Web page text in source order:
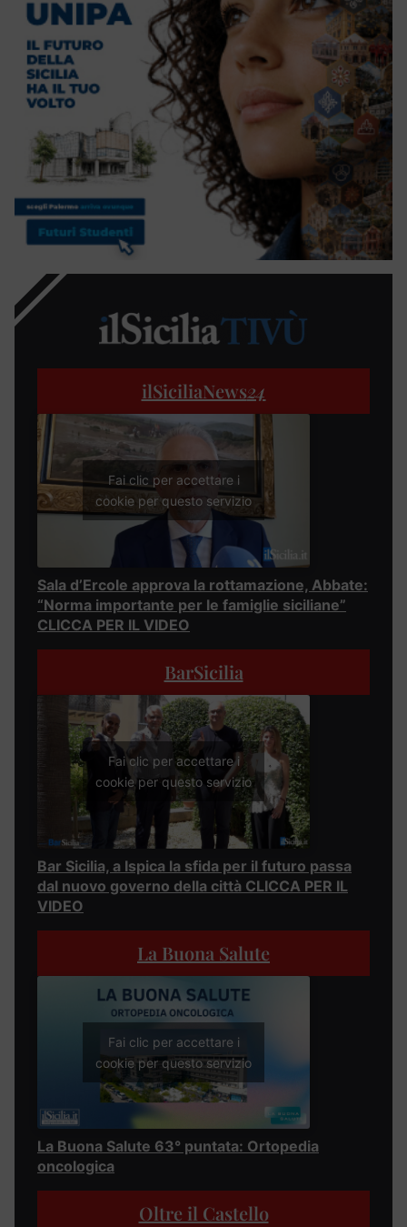
ilSiciliaNews24
Fai clic per accettare i
cookie per questo servizio
Sala d’Ercole approva la rottamazione, Abbate:
“Norma importante per le famiglie siciliane”
CLICCA PER IL VIDEO
BarSicilia
Fai clic per accettare i
cookie per questo servizio
Bar Sicilia, a Ispica la sfida per il futuro passa
dal nuovo governo della città CLICCA PER IL
VIDEO
La Buona Salute
Fai clic per accettare i
cookie per questo servizio
La Buona Salute 63° puntata: Ortopedia
oncologica
Oltre il Castello